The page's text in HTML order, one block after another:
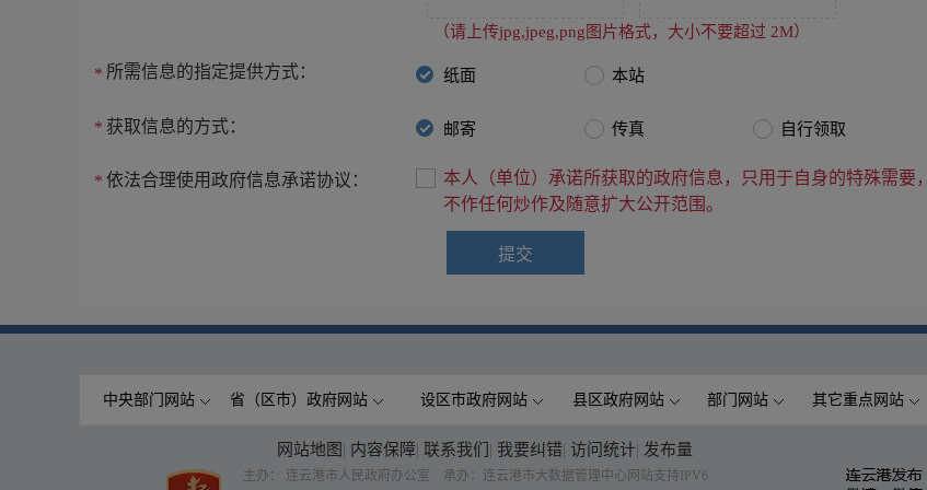
（请上传jpg,jpeg,png图片格式，大小不要超过 2M）
* 所需信息的指定提供方式： 纸面 本站
* 获取信息的方式： 邮寄 传真 自行领取
* 依法合理使用政府信息承诺协议：
本人（单位）承诺所获取的政府信息，只用于自身的特殊需要，
不作任何炒作及随意扩大公开范围。
中央部门网站 省（区市）政府网站 设区市政府网站 县区政府网站 部门网站 其它重点网站
网站地图 | 内容保障| 联系我们 | 我要纠错| 访问统计| 发布量
主办： 连云港市人民政府办公室 承办：连云港市大数据管理中心网站支持IPV6